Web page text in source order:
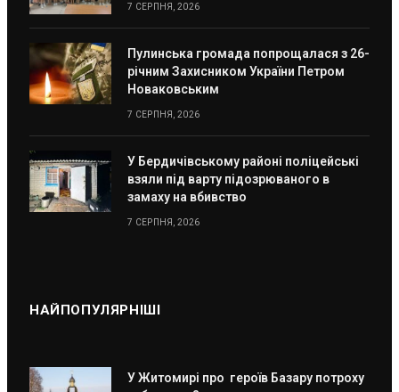
7 СЕРПНЯ, 2026
Пулинська громада попрощалася з 26-
річним Захисником України Петром
Новаковським
7 СЕРПНЯ, 2026
У Бердичівському районі поліцейські
взяли під варту підозрюваного в
замаху на вбивство
7 СЕРПНЯ, 2026
НАЙПОПУЛЯРНІШІ
У Житомирі про героїв Базару потроху